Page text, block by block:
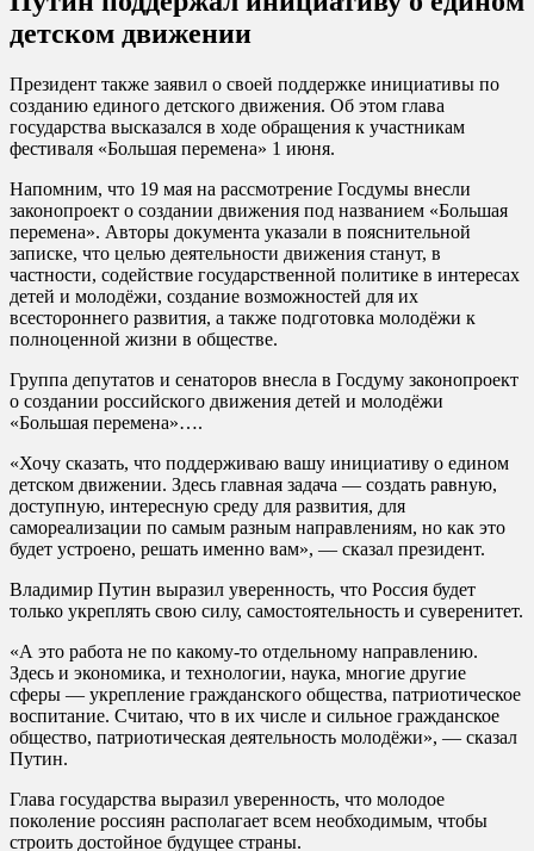
детском движении
Президент также заявил о своей поддержке инициативы по
созданию единого детского движения. Об этом глава
государства высказался в ходе обращения к участникам
фестиваля «Большая перемена» 1 июня.
Напомним, что 19 мая на рассмотрение Госдумы внесли
законопроект о создании движения под названием «Большая
перемена». Авторы документа указали в пояснительной
записке, что целью деятельности движения станут, в
частности, содействие государственной политике в интересах
детей и молодёжи, создание возможностей для их
всестороннего развития, а также подготовка молодёжи к
полноценной жизни в обществе.
Группа депутатов и сенаторов внесла в Госдуму законопроект
о создании российского движения детей и молодёжи
«Большая перемена»….
«Хочу сказать, что поддерживаю вашу инициативу о едином
детском движении. Здесь главная задача — создать равную,
доступную, интересную среду для развития, для
самореализации по самым разным направлениям, но как это
будет устроено, решать именно вам», — сказал президент.
Владимир Путин выразил уверенность, что Россия будет
только укреплять свою силу, самостоятельность и суверенитет.
«А это работа не по какому-то отдельному направлению.
Здесь и экономика, и технологии, наука, многие другие
сферы — укрепление гражданского общества, патриотическое
воспитание. Считаю, что в их числе и сильное гражданское
общество, патриотическая деятельность молодёжи», — сказал
Путин.
Глава государства выразил уверенность, что молодое
поколение россиян располагает всем необходимым, чтобы
строить достойное будущее страны.